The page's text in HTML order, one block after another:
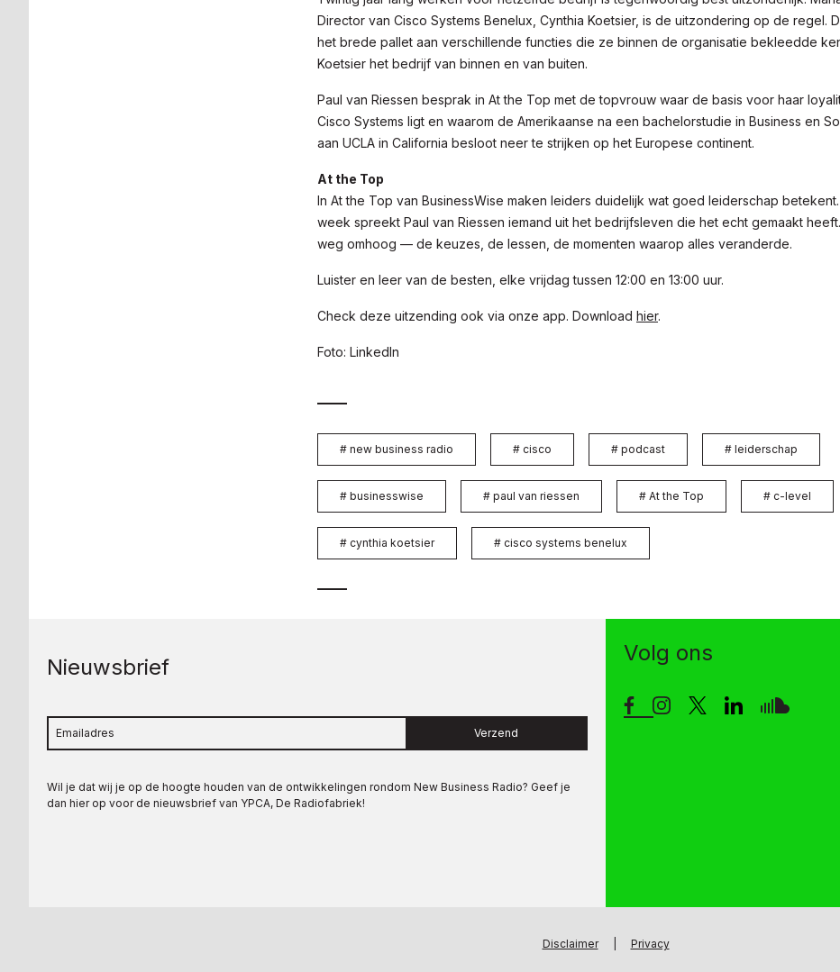
Director van Cisco Systems Benelux, Cynthia Koetsier, is de uitzondering op de regel.
het brede pallet aan verschillende functies die ze binnen de organisatie bekleedde
Koetsier het bedrijf van binnen en van buiten.
Paul van Riessen besprak in At the Top met de topvrouw waar de basis voor haar
Cisco Systems ligt en waarom de Amerikaanse na een bachelorstudie in Business en
aan UCLA in California besloot neer te strijken op het Europese continent.
At the Top
In At the Top van BusinessWise maken leiders duidelijk wat goed leiderschap
week spreekt Paul van Riessen iemand uit het bedrijfsleven die het echt gemaakt
weg omhoog — de keuzes, de lessen, de momenten waarop alles veranderde.
Luister en leer van de besten, elke vrijdag tussen 12:00 en 13:00 uur.
Check deze uitzending ook via onze app. Download hier.
Foto: LinkedIn
# new business radio # cisco # podcast # leiderschap
# businesswise # paul van riessen # At the Top # c-level
# cynthia koetsier # cisco systems benelux
Nieuwsbrief
Verzend
Wil je dat wij je op de hoogte houden van de ontwikkelingen rondom New Business Radio? Geef je
dan hier op voor de nieuwsbrief van YPCA, De Radiofabriek!
Volg ons
Disclaimer Privacy